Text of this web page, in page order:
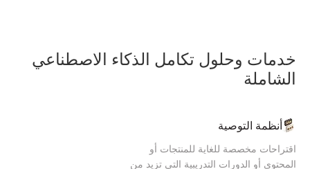
خدمات وحلول تكامل الذكاء الاصطناعي
الشاملة
أنظمة التوصية
اقتراحات مخصصة للغاية للمنتجات أو
المحتوى أو الدورات التدريبية التي تزيد من